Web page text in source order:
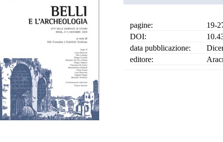
pagine:
19-
DOI:
data pubblicazione:
editore: